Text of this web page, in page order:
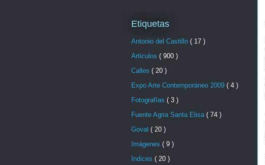
Etiquetas
Antonio del Castillo ( 17 )
Articulos ( 900 )
Calles ( 20 )
Expo Arte Contemporáneo 2009 ( 4 )
Fotografías ( 3 )
Fuente Agria Santa Elisa ( 74 )
Goval ( 20 )
Imágenes ( 9 )
Indices ( 20 )